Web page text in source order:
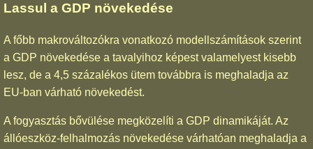
Lassul a GDP növekedése
A főbb makrováltozókra vonatkozó modellszámítások szerint
a GDP növekedése a tavalyihoz képest valamelyest kisebb
lesz, de a 4,5 százalékos ütem továbbra is meghaladja az
EU-ban várható növekedést.
A fogyasztás bővülése megközelíti a GDP dinamikáját. Az
állóeszköz-felhalmozás növekedése várhatóan meghaladja a